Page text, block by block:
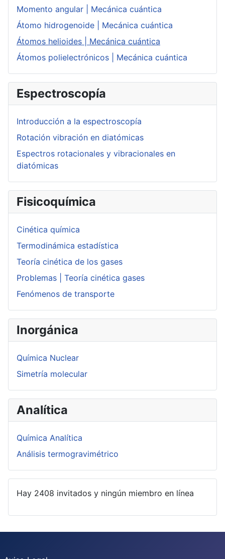
Momento angular | Mecánica cuántica
Átomo hidrogenoide | Mecánica cuántica
Átomos helioides | Mecánica cuántica
Átomos polielectrónicos | Mecánica cuántica
Espectroscopía
Introducción a la espectroscopía
Rotación vibración en diatómicas
Espectros rotacionales y vibracionales en
diatómicas
Fisicoquímica
Cinética química
Termodinámica estadística
Teoría cinética de los gases
Problemas | Teoría cinética gases
Fenómenos de transporte
Inorgánica
Química Nuclear
Simetría molecular
Analítica
Química Analítica
Análisis termogravimétrico
Hay 2408 invitados y ningún miembro en línea